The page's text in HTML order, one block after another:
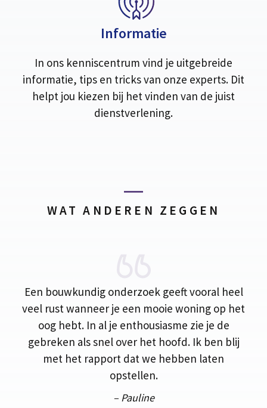
Informatie
In ons kenniscentrum vind je uitgebreide
informatie, tips en tricks van onze experts. Dit
helpt jou kiezen bij het vinden van de juist
dienstverlening.
WAT ANDEREN ZEGGEN
Een bouwkundig onderzoek geeft vooral heel
veel rust wanneer je een mooie woning op het
oog hebt. In al je enthousiasme zie je de
gebreken als snel over het hoofd. Ik ben blij
met het rapport dat we hebben laten
opstellen.
– Pauline